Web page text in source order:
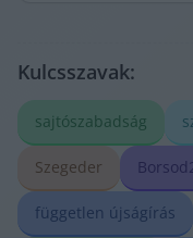
Kulcsszavak:
sajtószabadság
Szegeder
független újságírás